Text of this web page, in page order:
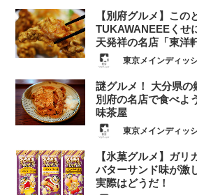
【別府グルメ】この
TUKAWANEEEくせ
天発祥の名店「東洋
東京メインディッ
謎グルメ！ 大分県
別府の名店で食べよ
味茶屋
東京メインディッ
【氷菓グルメ】ガ
バターサンド味が激
実際はどうだ！